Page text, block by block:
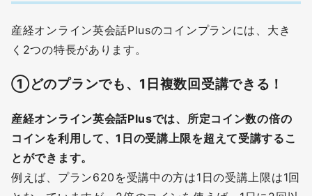
産経オンライン英会話Plusのコインプランには、大き
く2つの特長があります。
①どのプランでも、1日複数回受講できる！
産経オンライン英会話Plusでは、所定コイン数の倍の
コインを利用して、1日の受講上限を超えて受講するこ
とができます。
例えば、プラン620を受講中の方は1日の受講上限は1回